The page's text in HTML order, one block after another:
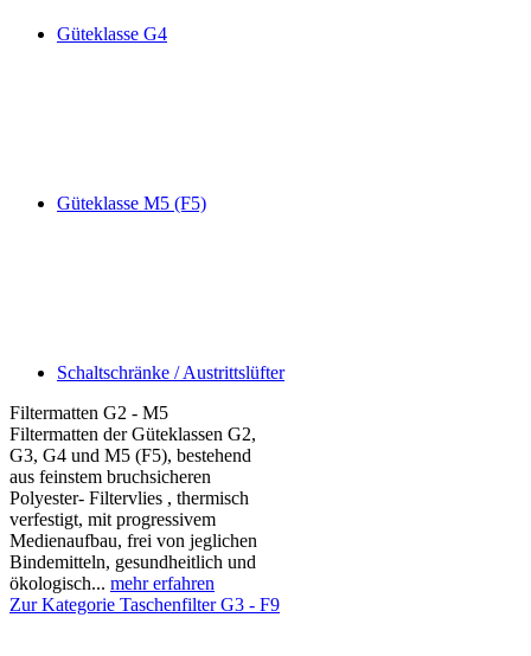
Güteklasse G4
Güteklasse M5 (F5)
Schaltschränke / Austrittslüfter
Filtermatten G2 - M5
Filtermatten der Güteklassen G2,
G3, G4 und M5 (F5), bestehend
aus feinstem bruchsicheren
Polyester- Filtervlies , thermisch
verfestigt, mit progressivem
Medienaufbau, frei von jeglichen
Bindemitteln, gesundheitlich und
ökologisch... mehr erfahren
Zur Kategorie Taschenfilter G3 - F9